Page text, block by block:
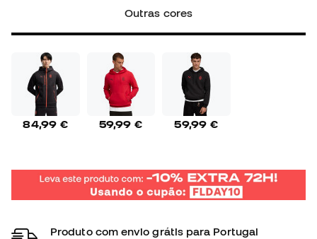
Outras cores
84,99 € 59,99 € 59,99 €
Produto com envio grátis para Portugal